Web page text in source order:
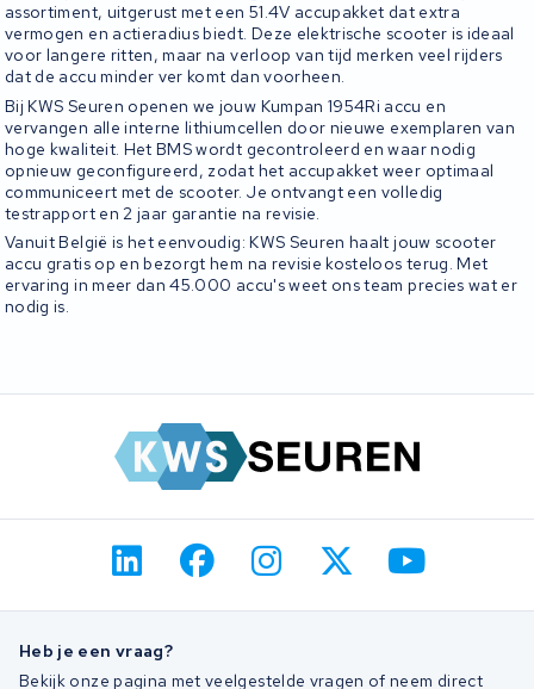
assortiment, uitgerust met een 51.4V accupakket dat extra
vermogen en actieradius biedt. Deze elektrische scooter is ideaal
voor langere ritten, maar na verloop van tijd merken veel rijders
dat de accu minder ver komt dan voorheen.
Bij KWS Seuren openen we jouw Kumpan 1954Ri accu en
vervangen alle interne lithiumcellen door nieuwe exemplaren van
hoge kwaliteit. Het BMS wordt gecontroleerd en waar nodig
opnieuw geconfigureerd, zodat het accupakket weer optimaal
communiceert met de scooter. Je ontvangt een volledig
testrapport en 2 jaar garantie na revisie.
Vanuit België is het eenvoudig: KWS Seuren haalt jouw scooter
accu gratis op en bezorgt hem na revisie kosteloos terug. Met
ervaring in meer dan 45.000 accu's weet ons team precies wat er
nodig is.
Heb je een vraag?
Bekijk onze pagina met veelgestelde vragen of neem direct